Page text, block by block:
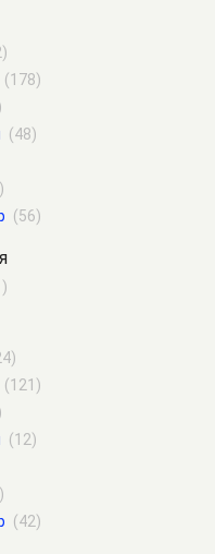
(178)
(48)
(56)
(121)
(12)
(42)